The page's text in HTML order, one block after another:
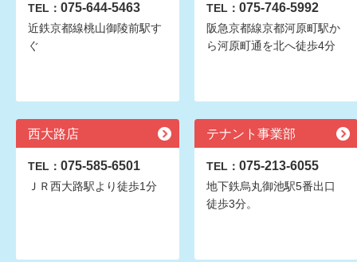
TEL： 075-644-5463
近鉄京都線桃山御陵前駅す
ぐ
TEL： 075-746-5992
阪急京都線京都河原町駅か
ら河原町通を北へ徒歩4分
西大路店
TEL： 075-585-6501
ＪＲ西大路駅より徒歩1分
テナント事業部
TEL： 075-213-6055
地下鉄烏丸御池駅5番出口
徒歩3分。